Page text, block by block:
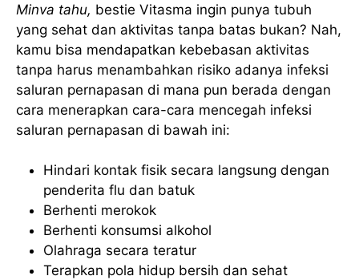
Minva tahu, bestie Vitasma ingin punya tubuh
yang sehat dan aktivitas tanpa batas bukan? Nah,
kamu bisa mendapatkan kebebasan aktivitas
tanpa harus menambahkan risiko adanya infeksi
saluran pernapasan di mana pun berada dengan
cara menerapkan cara-cara mencegah infeksi
saluran pernapasan di bawah ini:
Hindari kontak fisik secara langsung dengan
penderita flu dan batuk
Berhenti merokok
Berhenti konsumsi alkohol
Olahraga secara teratur
Terapkan pola hidup bersih dan sehat